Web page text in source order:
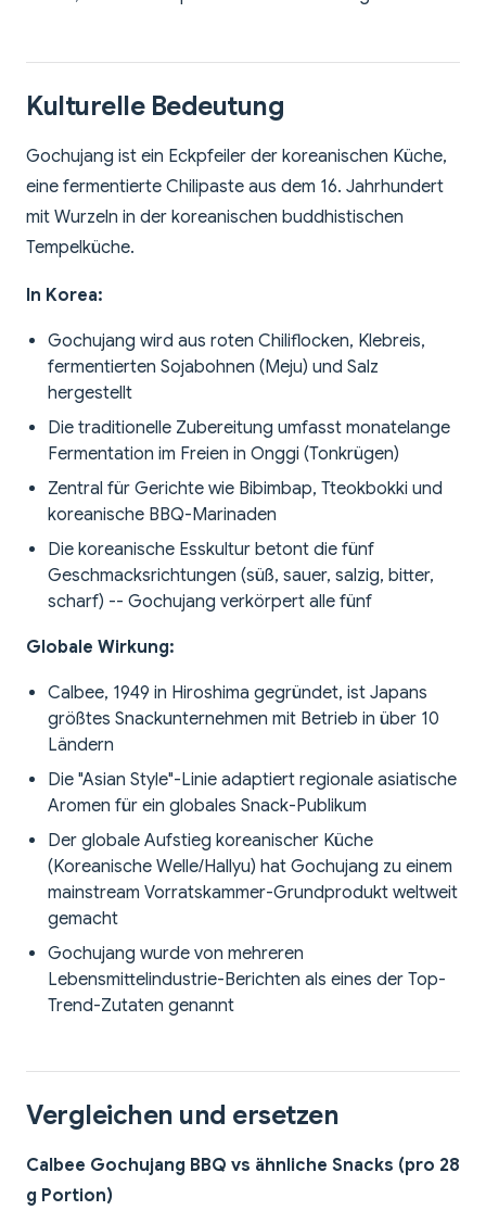
Kulturelle Bedeutung
Gochujang ist ein Eckpfeiler der koreanischen Küche,
eine fermentierte Chilipaste aus dem 16. Jahrhundert
mit Wurzeln in der koreanischen buddhistischen
Tempelküche.
In Korea:
Gochujang wird aus roten Chiliflocken, Klebreis,
fermentierten Sojabohnen (Meju) und Salz
hergestellt
Die traditionelle Zubereitung umfasst monatelange
Fermentation im Freien in Onggi (Tonkrügen)
Zentral für Gerichte wie Bibimbap, Tteokbokki und
koreanische BBQ-Marinaden
Die koreanische Esskultur betont die fünf
Geschmacksrichtungen (süß, sauer, salzig, bitter,
scharf) -- Gochujang verkörpert alle fünf
Globale Wirkung:
Calbee, 1949 in Hiroshima gegründet, ist Japans
größtes Snackunternehmen mit Betrieb in über 10
Ländern
Die "Asian Style"-Linie adaptiert regionale asiatische
Aromen für ein globales Snack-Publikum
Der globale Aufstieg koreanischer Küche
(Koreanische Welle/Hallyu) hat Gochujang zu einem
mainstream Vorratskammer-Grundprodukt weltweit
gemacht
Gochujang wurde von mehreren
Lebensmittelindustrie-Berichten als eines der Top-
Trend-Zutaten genannt
Vergleichen und ersetzen
Calbee Gochujang BBQ vs ähnliche Snacks (pro 28
g Portion)